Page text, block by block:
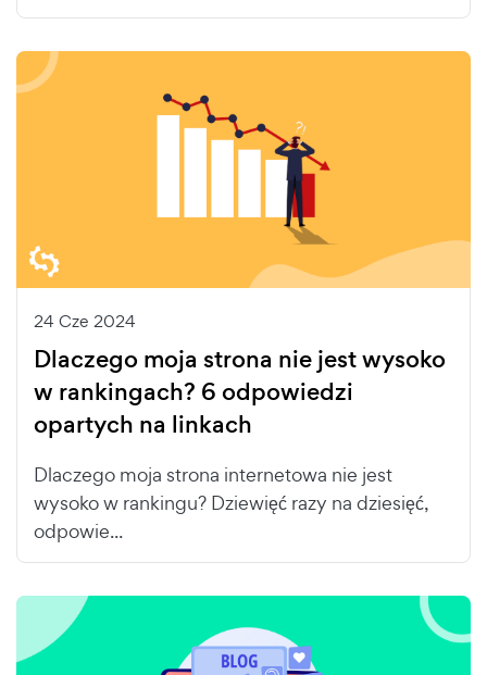
24 Cze 2024
Dlaczego moja strona nie jest wysoko
w rankingach? 6 odpowiedzi
opartych na linkach
Dlaczego moja strona internetowa nie jest
wysoko w rankingu? Dziewięć razy na dziesięć,
odpowie...